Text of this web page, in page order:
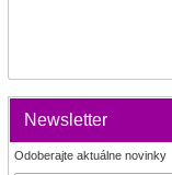
Newsletter
Odoberajte aktuálne novinky